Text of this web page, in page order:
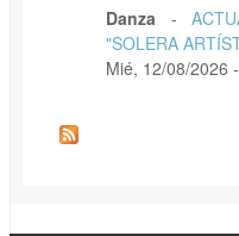
Danza
-
"SOLERA
Mié, 12/08/2026